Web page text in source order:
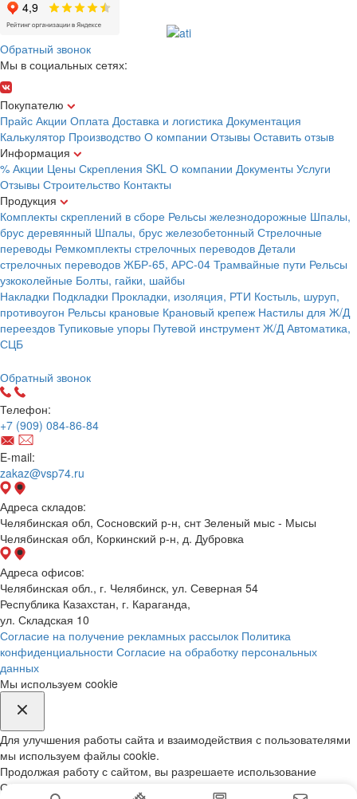
Обратный звонок
Мы в социальных сетях:
Покупателю
Прайс Акции Оплата Доставка и логистика Документация
Калькулятор Производство О компании Отзывы Оставить отзыв
Информация
% Акции Цены Скрепления SKL О компании Документы Услуги
Отзывы Строительство Контакты
Продукция
Комплекты скреплений в сборе Рельсы железнодорожные Шпалы,
брус деревянный Шпалы, брус железобетонный Стрелочные
переводы Ремкомплекты стрелочных переводов Детали
стрелочных переводов ЖБР-65, АРС-04 Трамвайные пути Рельсы
узкоколейные Болты, гайки, шайбы
Накладки Подкладки Прокладки, изоляция, РТИ Костыль, шуруп,
противоугон Рельсы крановые Крановый крепеж Настилы для Ж/Д
переездов Тупиковые упоры Путевой инструментЖ/Д Автоматика,
СЦБ
Обратный звонок
Телефон:
+7 (909) 084-86-84
E-mail:
zakaz@vsp74.ru
Адреса складов:
Челябинская обл, Сосновский р-н, снт Зеленый мыс - Мысы
Челябинская обл, Коркинский р-н, д. Дубровка
Адреса офисов:
Челябинская обл., г. Челябинск, ул. Северная 54
Республика Казахстан, г. Караганда,
ул. Складская 10
Согласие на получение рекламных рассылок Политика
конфиденциальности Согласие на обработку персональных
данных
Мы используем cookie
Для улучшения работы сайта и взаимодействия с пользователями
мы используем файлы cookie.
Продолжая работу с сайтом, вы разрешаете использование
Обработка вашей персональной информации на нашем сайте